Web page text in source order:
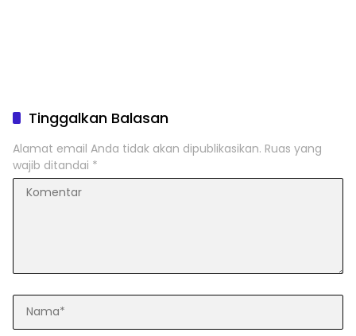
Tinggalkan Balasan
Alamat email Anda tidak akan dipublikasikan. Ruas yang
wajib ditandai *